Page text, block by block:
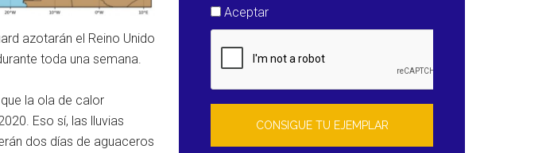
azotarán el Reino Unido
toda una semana.
la ola de calor
Eso sí, las lluvias
dos días de aguaceros
Aceptar